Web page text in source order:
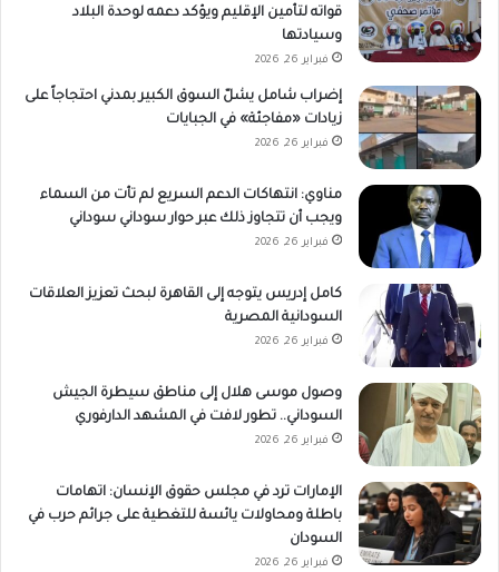
قواته لتأمين الإقليم ويؤكد دعمه لوحدة البلاد
وسيادتها
فبراير 26, 2026
إضراب شامل يشلّ السوق الكبير بمدني احتجاجاً على
زيادات «مفاجئة» في الجبايات
فبراير 26, 2026
مناوي: انتهاكات الدعم السريع لم تأت من السماء
ويجب أن تتجاوز ذلك عبر حوار سوداني سوداني
فبراير 26, 2026
كامل إدريس يتوجه إلى القاهرة لبحث تعزيز العلاقات
السودانية المصرية
فبراير 26, 2026
وصول موسى هلال إلى مناطق سيطرة الجيش
السوداني.. تطور لافت في المشهد الدارفوري
فبراير 26, 2026
الإمارات ترد في مجلس حقوق الإنسان: اتهامات
باطلة ومحاولات يائسة للتغطية على جرائم حرب في
السودان
فبراير 26, 2026